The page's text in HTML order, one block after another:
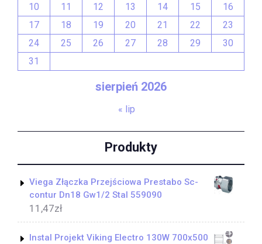
sierpień 2026
10
11 12 13 14 15
16
17
18 19 20 21 22
23
24
25 26 27 28 29
30
31
« lip
Produkty
Viega Złączka Przejściowa Prestabo Sc-
contur Dn18 Gw1/2 Stal 559090
11,47zł
Instal Projekt Viking Electro 130W 700x500